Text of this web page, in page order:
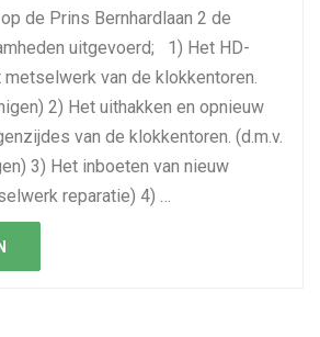
de Prins Bernhardlaan 2 de
uitgevoerd; 1) Het HD-
van de klokkentoren.
2) Het uithakken en opnieuw
van de klokkentoren. (d.m.v.
3) Het inboeten van nieuw
reparatie) 4) …